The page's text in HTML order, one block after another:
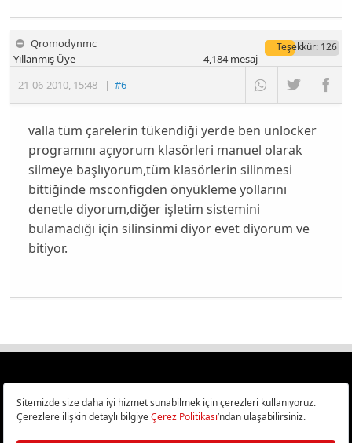
Qromodynmc
21-06-2010 15:48 |#6
Yıllanmış Üye
Teşekkür: 126
4,184mesaj
valla tüm çarelerin tükendiği yerde ben unlocker
programını açıyorum klasörleri manuel olarak
silmeye başlıyorum,tüm klasörlerin silinmesi
bittiğinde msconfigden önyükleme yollarını
denetle diyorum,diğer işletim sistemini
bulamadığı için silinsinmi diyor evet diyorum ve
bitiyor.
Türkiye